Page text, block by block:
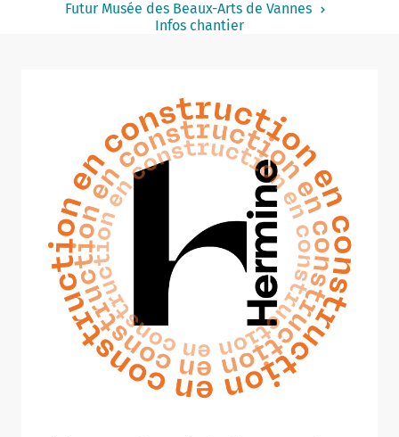
Notaire
Futur Musée des Beaux-Arts de Vannes
Infos chantier